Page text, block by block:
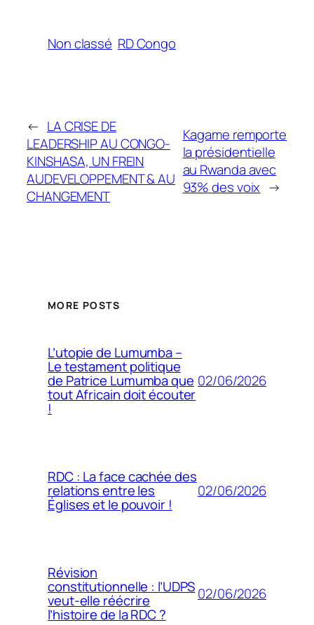
Non classé RD Congo
← LA CRISE DE
LEADERSHIP AU CONGO-
KINSHASA, UN FREIN
AUDEVELOPPEMENT & AU
CHANGEMENT
Kagame remporte
la présidentielle
au Rwanda avec
93% des voix →
MORE POSTS
L’utopie de Lumumba –
Le testament politique
de Patrice Lumumba que
tout Africain doit écouter
!
02/06/2026
RDC : La face cachée des
relations entre les
Églises et le pouvoir !
02/06/2026
Révision
constitutionnelle : l’UDPS
veut-elle réécrire
l’histoire de la RDC ?
02/06/2026